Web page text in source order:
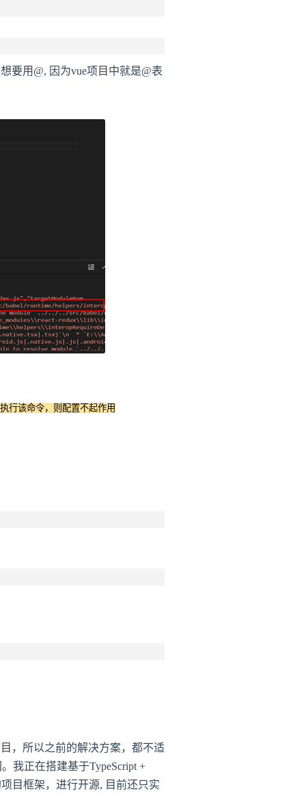
要用@, 因为vue项目中就是@表
行该命令，则配置不起作用
，所以之前的解决方案，都不适
我正在搭建基于TypeScript +
目框架，进行开源, 目前还只实